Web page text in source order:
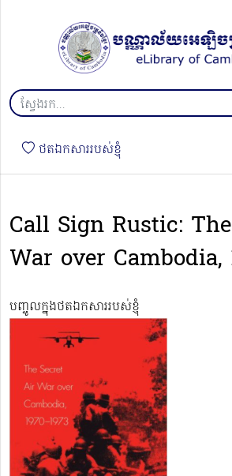
ថតឯកសាររបស់ខ្ញុំ
Call Sign Rustic:
War over Cambodia,
បញ្ចូលក្នុងថតឯកសាររបស់ខ្ញុំ